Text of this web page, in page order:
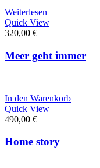
Weiterlesen
Quick View
320,00 €
Meer geht immer
In den Warenkorb
Quick View
490,00 €
Home story